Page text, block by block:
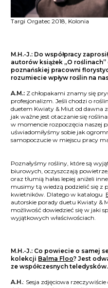
Targi Orgatec 2018, Kolonia
M.H.-J.: Do współpracy
autorów książek „O roślinach”
poznańskiej pracowni
rozumiecie wpływ roślin na
A.M.: Z chłopakami znamy się
profesjonalizm. Jeśli chodzi o
duetem Kwiaty & Miut od dawna
jak ważne jest otaczanie się
w momencie rozpoczęcia naszej
uświadomiłyśmy sobie jak
samopoczucie w miejscu pracy
Poznałyśmy rośliny, które są
biurowych, oczyszczają
oraz tłumią hałas lepiej aniżeli
musimy tą wiedzą podzielić się z
kwietników. Dlatego w katalogu
autorskie porady duetu Kwiaty &
możliwość dowiedzieć się w jaki
wyjątkowych właściwościach.
M.H.-J.: Co powiecie o samej
kolekcji Balma Floo? Jest
ze współczesnych teledysków.
A.H.: Sesja zdjęciowa